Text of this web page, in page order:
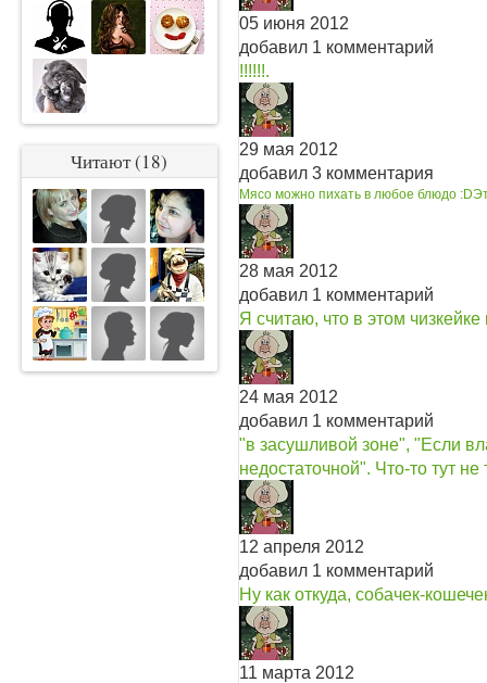
Читают (18)
05 июня 2012
добавил 1 комментарий
!!!!!!.
29 мая 2012
добавил 3 комментария
Мясо можно пихать в любое блюдо :D
28 мая 2012
добавил 1 комментарий
Я считаю, что в этом
24 мая 2012
добавил 1 комментарий
"в засушливой зоне", "Если
недостаточной". Что-то тут не
12 апреля 2012
добавил 1 комментарий
Ну как откуда, собачек-
11 марта 2012